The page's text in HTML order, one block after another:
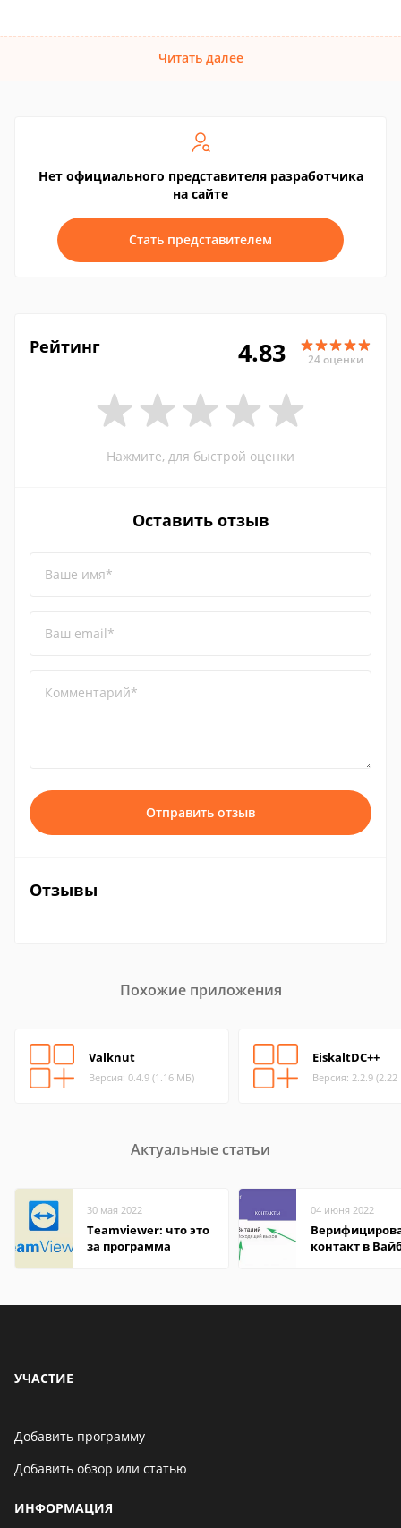
Читать далее
Нет официального представителя разработчика
на сайте
Стать представителем
Рейтинг 4.83 24 оценки
Нажмите, для быстрой оценки
Оставить отзыв
Ваше имя*
Ваш email*
Комментарий*
Отправить отзыв
Отзывы
Похожие приложения
Valknut
Версия: 0.4.9 (1.16 МБ)
EiskaltDC++
Версия: 2.2.9
Актуальные статьи
30 мая 2022
Teamviewer: что это
за программа
04 июня 2022
контакт в
УЧАСТИЕ
Добавить программу
Добавить обзор или статью
ИНФОРМАЦИЯ